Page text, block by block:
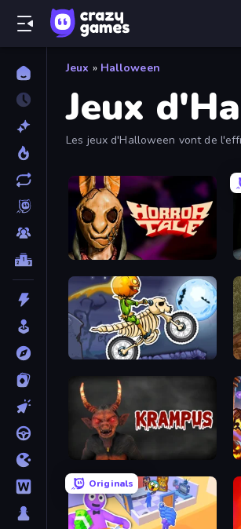
Jeux » Halloween
Jeux
Les jeux d'Halloween vont de
Horror Tale
Moto X3M 6: Spooky Land
Krampus
Originals